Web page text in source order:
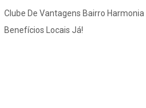
Clube De Vantagens Bairro
Benefícios Locais Já!